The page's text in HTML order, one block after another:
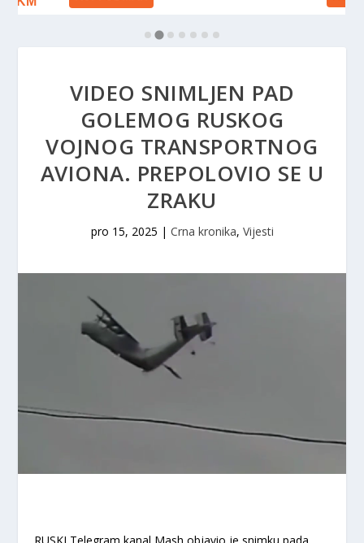
VIDEO SNIMLJEN PAD
GOLEMOG RUSKOG
VOJNOG TRANSPORTNOG
AVIONA. PREPOLOVIO SE U
ZRAKU
pro 15, 2025 | Crna kronika, Vijesti